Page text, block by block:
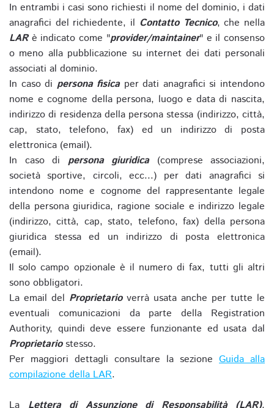
In entrambi i casi sono richiesti il nome del dominio, i dati
anagrafici del richiedente, il Contatto Tecnico, che nella
LARè indicato come "provider/maintainer" e il consenso
o meno alla pubblicazione su internet dei dati personali
associati al dominio.
In caso di persona fisicaper dati anagrafici si intendono
nome e cognome della persona, luogo e data di nascita,
indirizzo di residenza della persona stessa (indirizzo, città,
cap, stato, telefono, fax) ed un indirizzo di posta
elettronica (email).
In caso di persona giuridica(comprese associazioni,
società sportive, circoli, ecc...) per dati anagrafici si
intendono nome e cognome del rappresentante legale
della persona giuridica, ragione sociale e indirizzo legale
(indirizzo, città, cap, stato, telefono, fax) della persona
giuridica stessa ed un indirizzo di posta elettronica
(email).
Il solo campo opzionale è il numero di fax, tutti gli altri
sono obbligatori.
La email del Proprietarioverrà usata anche per tutte le
eventuali comunicazioni da parte della Registration
Authority, quindi deve essere funzionante ed usata dal
Proprietariostesso.
Per maggiori dettagli consultare la sezione Guida alla
compilazione della LAR.